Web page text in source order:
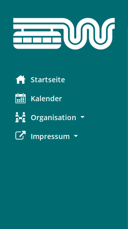
Startseite
Kalender
Organisation
Impressum